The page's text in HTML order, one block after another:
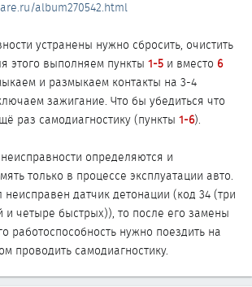
album270542.html
устранены нужно сбросить, очистить
этого выполняем пункты 1-5 и вместо 6
и размыкаем контакты на 3-4
зажигание. Что бы убедиться что
раз самодиагностику (пункты 1-6).
определяются и
только в процессе эксплуатации авто.
датчик детонации (код 34 (три
и четыре быстрых)), то после его замены
работоспособность нужно поездить на
проводить самодиагностику.